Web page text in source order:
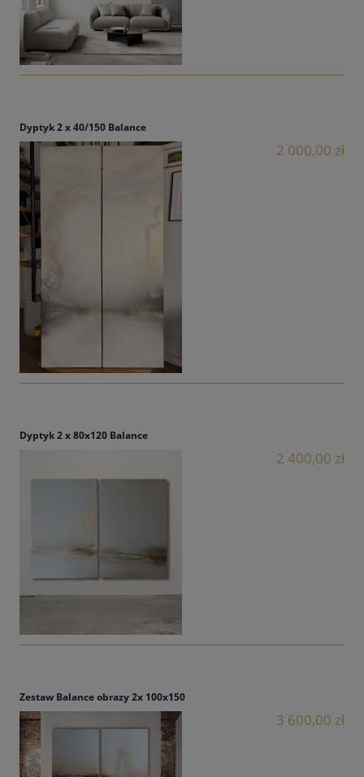
Dyptyk 2 x 40/150 Balance
2 000,00 zł
Dyptyk 2 x 80x120 Balance
2 400,00 zł
Zestaw Balance obrazy 2x 100x150
3 600,00 zł